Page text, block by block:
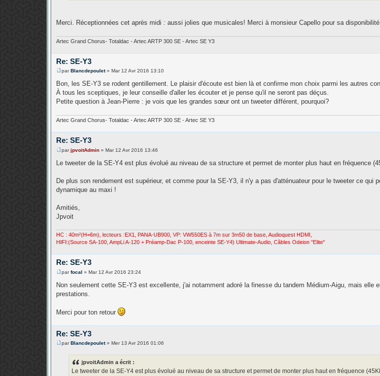
Merci. Réceptionnées cet après midi : aussi jolies que musicales! Merci à monsieur Capello pour sa
Artec Grand Chorus- Totaldac - Artec ARTP 300 SE - Artec SE Y3
Re: SE-Y3
M
e
s
s
a
g
parBlancdepoulet» Mar 12 Avr 2016 13:10
Bon, les SE-Y3 se rodent gentillement. Le plaisir d'écoute est bien là et confirme mon choix parmi les autres
À tous les sceptiques, je leur conseille d'aller les écouter et je pense qu'il ne seront pas déçus.
Petite question à Jean-Pierre : je vois que les grandes sœur ont un tweeter différent, pourquoi?
Artec Grand Chorus- Totaldac - Artec ARTP 300 SE - Artec SE Y3
Re: SE-Y3
M
s
g
e
parjpvoitAdmin » Mar 12 Avr 2016 13:46
Le tweeter de la SE-Y4 est plus évolué au niveau de sa structure et permet de monter plus haut en fréquence
De plus son rendement est supérieur, et comme pour la SE-Y3, il n'y a pas d'atténuateur pour le tweeter ce qui
dynamique au maxi !
Amitiés,
Jpvoit
HC : 40m²(H=6m), lecteurs :EX1, PANA-UB900, VP: VW550ES à 7m sur 3m50 de base, Audioquest HDMI,
HIFI:(Source SA-100, AmpLi A-120 + Préamp-Dac P-100, enceinte SE-Y4) Ultimate-Audio, Câbles Odeion "Elite"
Re: SE-Y3
M
s
s
e
parfocal » Mar 12 Avr 2016 23:24
Non seulement cette SE-Y3 est excellente, j'ai notamment adoré la finesse du tandem Médium-Aigu, mais elle
prestations.
Merci pour ton retour
Re: SE-Y3
M
parBlancdepoulet» Mer 13 Avr 2016 01:06
jpvoitAdmin a écrit :
Le tweeter de la SE-Y4 est plus évolué au niveau de sa structure et permet de monter plus haut en fréquence